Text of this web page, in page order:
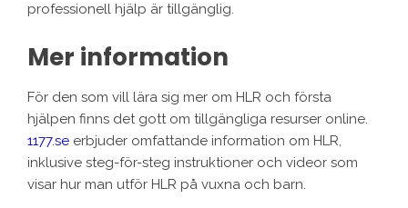
professionell hjälp är tillgänglig.
Mer information
För den som vill lära sig mer om HLR och första
hjälpen finns det gott om tillgängliga resurser online.
1177.se erbjuder omfattande information om HLR,
inklusive steg-för-steg instruktioner och videor som
visar hur man utför HLR på vuxna och barn.